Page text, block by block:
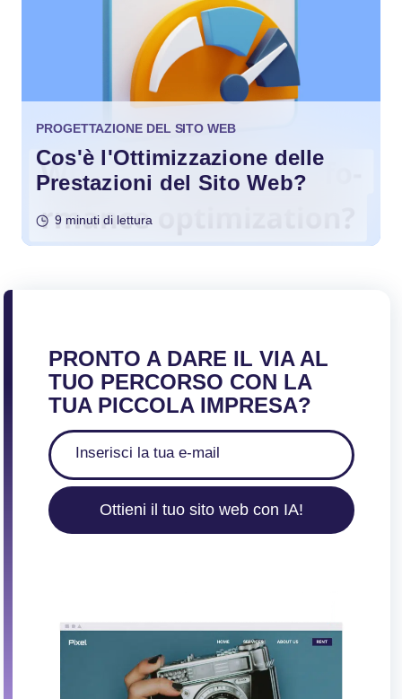
PROGETTAZIONE DEL SITO WEB
Cos'è l'Ottimizzazione delle
Prestazioni del Sito Web?
9 minuti di lettura
PRONTO A DARE IL VIA AL
TUO PERCORSO CON LA
TUA PICCOLA IMPRESA?
Ottieni il tuo sito web con IA!